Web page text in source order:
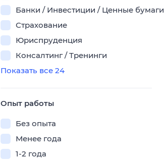
Банки / Инвестиции / Ценные бумаги
Страхование
Юриспруденция
Консалтинг / Тренинги
Показать все 24
Опыт работы
Без опыта
Менее года
1-2 года